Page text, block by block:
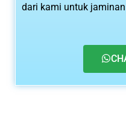
dari kami untuk